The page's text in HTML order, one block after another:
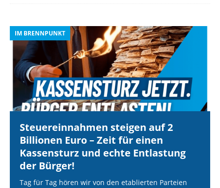
IM BRENNPUNKT
Steuereinnahmen steigen auf 2
Billionen Euro – Zeit für einen
Kassensturz und echte Entlastung
der Bürger!
Tag für Tag hören wir von den etablierten Parteien